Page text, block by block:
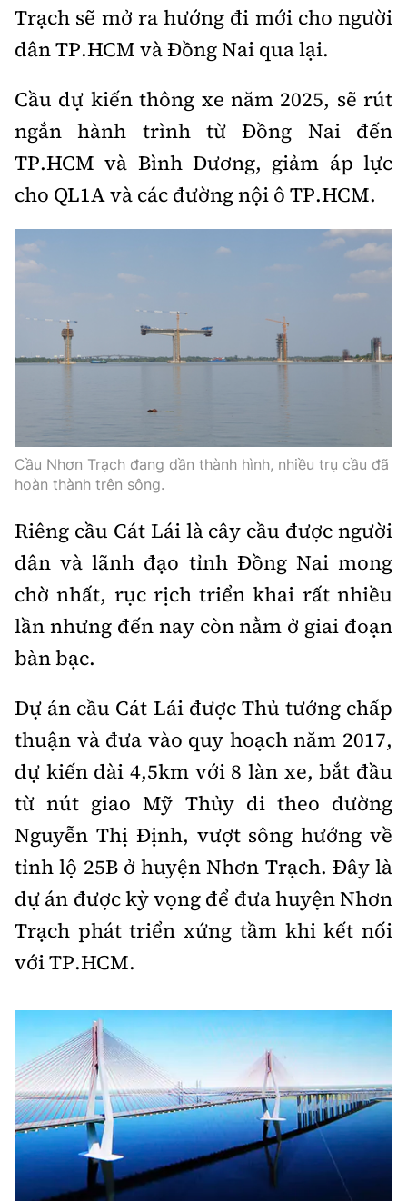
Trạch sẽ mở ra hướng đi mới cho người
dân TP.HCM và Đồng Nai qua lại.
Cầu dự kiến thông xe năm 2025, sẽ rút
ngắn hành trình từ Đồng Nai đến
TP.HCM và Bình Dương, giảm áp lực
cho QL1A và các đường nội ô TP.HCM.
Cầu Nhơn Trạch đang dần thành hình, nhiều trụ cầu đã
hoàn thành trên sông.
Riêng cầu Cát Lái là cây cầu được người
dân và lãnh đạo tỉnh Đồng Nai mong
chờ nhất, rục rịch triển khai rất nhiều
lần nhưng đến nay còn nằm ở giai đoạn
bàn bạc.
Dự án cầu Cát Lái được Thủ tướng chấp
thuận và đưa vào quy hoạch năm 2017,
dự kiến dài 4,5km với 8 làn xe, bắt đầu
từ nút giao Mỹ Thủy đi theo đường
Nguyễn Thị Định, vượt sông hướng về
tỉnh lộ 25B ở huyện Nhơn Trạch. Đây là
dự án được kỳ vọng để đưa huyện Nhơn
Trạch phát triển xứng tầm khi kết nối
với TP.HCM.